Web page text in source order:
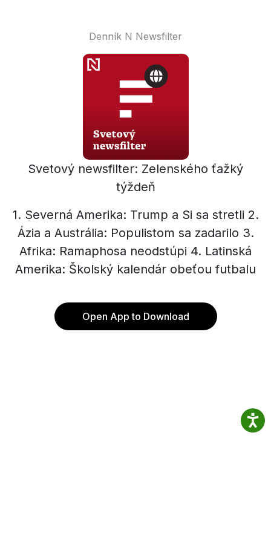
Denník N Newsfilter
Svetový newsfilter: Zelenského ťažký
týždeň
1. Severná Amerika: Trump a Si sa stretli 2.
Ázia a Austrália: Populistom sa zadarilo 3.
Afrika: Ramaphosa neodstúpi 4. Latinská
Amerika: Školský kalendár obeťou futbalu
Open App to Download